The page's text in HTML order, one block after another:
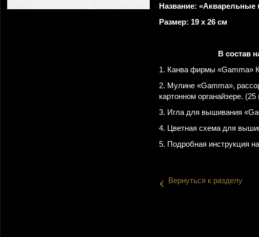
Название: «Акварельные
Размер: 19 х 26 см
В состав
1. Канва фирмы «Gamma»
2. Мулине «Gamma»,
картонном органайзере. (25
3. Игла для вышивания
4. Цветная схема для
5. Подробная инструкция
‹ Вернуться к разделу